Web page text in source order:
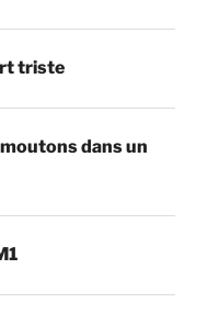
triste
moutons dans un